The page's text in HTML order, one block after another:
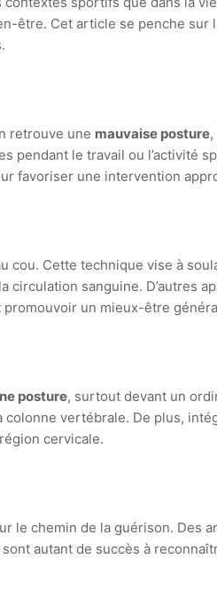
être. Cet article se penche sur
retrouve une mauvaise posture
pendant le travail ou l’activité
favoriser une intervention
Cette technique vise à
sanguine. D’autres
un mieux-être
posture, surtout devant un
vertébrale. De plus,
cervicale.
chemin de la guérison. Des
autant de succès à